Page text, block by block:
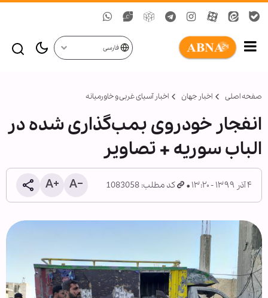
فارسی
صفحه اصلی اخبار جهان اخبار آسیای غربی و خاورمیانه
انفجار خودروی بمب‌گذاری شده در
الباب سوریه + تصاویر
۴ آذر ۱۳۹۹ - ۱۳:۲۰ کد مطلب: 1083058